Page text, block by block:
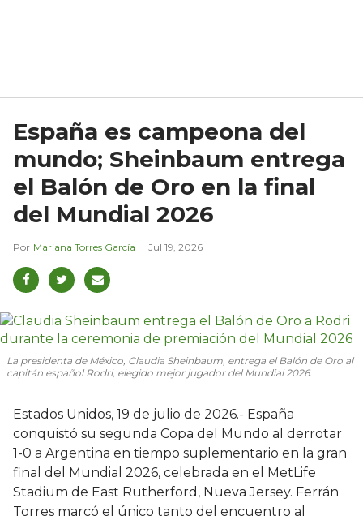
España es campeona del
mundo; Sheinbaum entrega
el Balón de Oro en la final
del Mundial 2026
Mariana Torres García Jul 19, 2026
La presidenta de México, Claudia Sheinbaum, entrega el Balón de Oro al
capitán español Rodri, elegido mejor jugador del Mundial 2026.
Estados Unidos, 19 de julio de 2026.- España
conquistó su segunda Copa del Mundo al derrotar
1-0 a Argentina en tiempo suplementario en la gran
final del Mundial 2026, celebrada en el MetLife
Stadium de East Rutherford, Nueva Jersey. Ferrán
Torres marcó el único tanto del encuentro al